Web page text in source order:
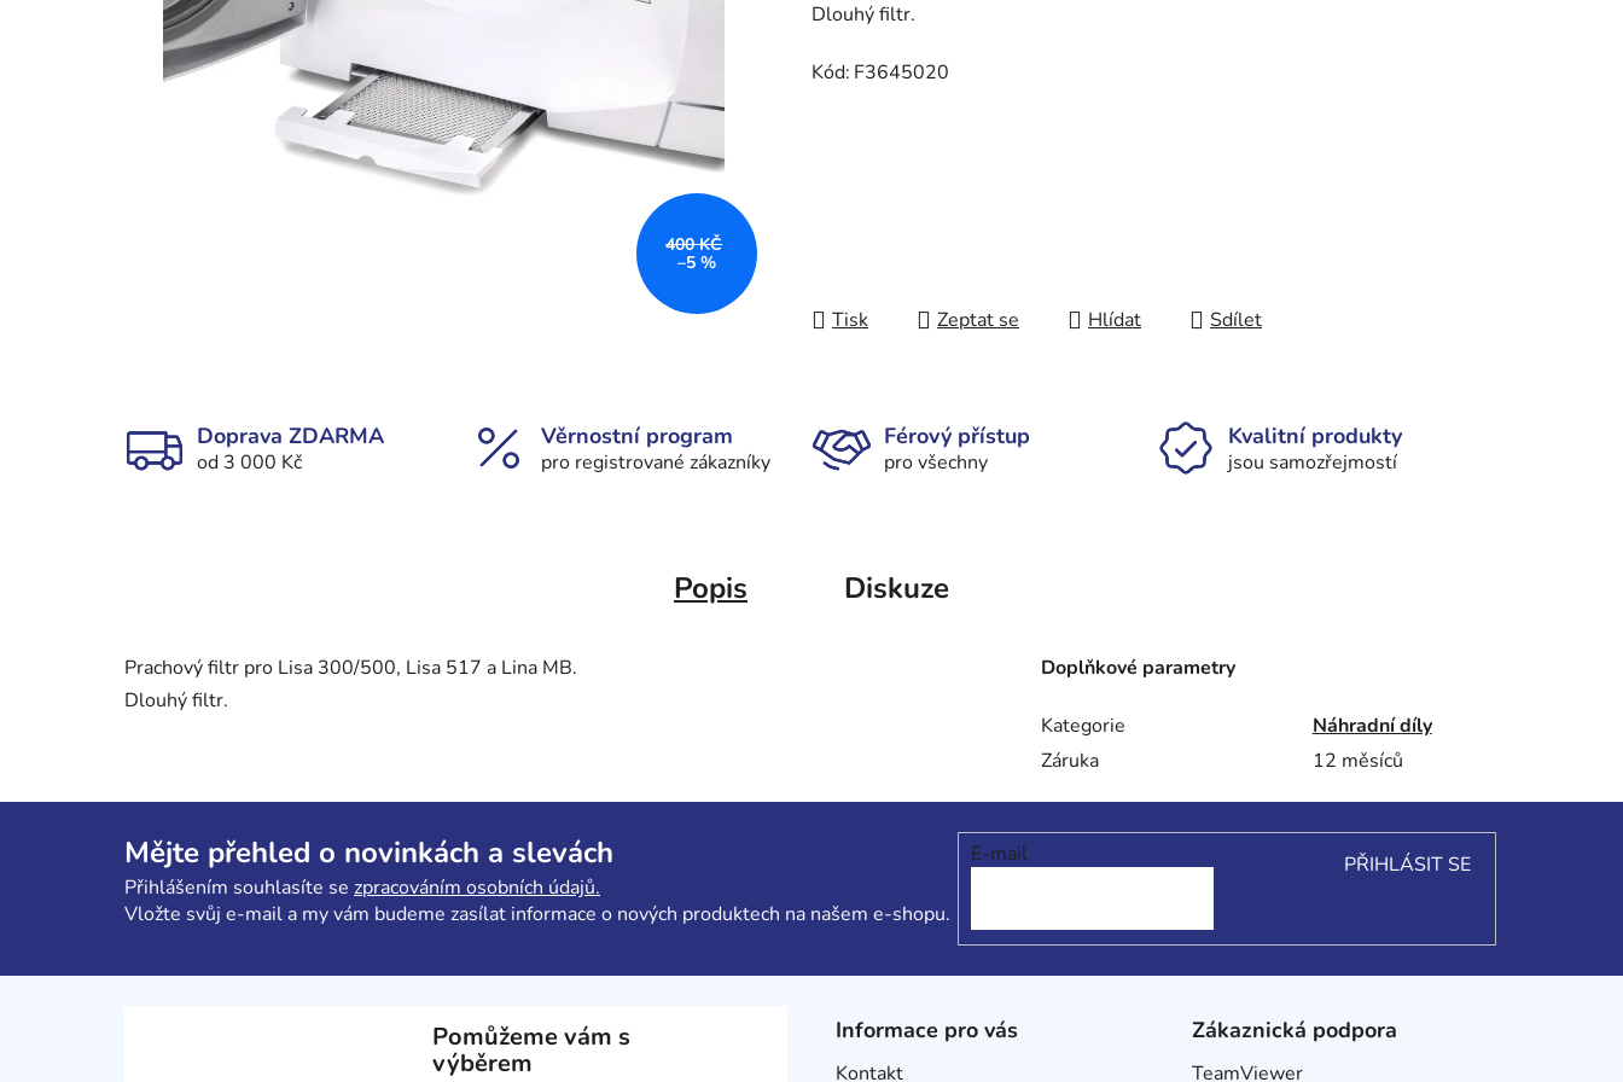
Dlouhý filtr.
Kód: F3645020
Tisk Zeptat se Hlídat Sdílet
400 KČ
–5 %
Doprava ZDARMA
od 3 000 Kč
Věrnostní program
pro registrované zákazníky
Férový přístup
pro všechny
Kvalitní produkty
jsou samozřejmostí
Popis Diskuze
Prachový filtr pro Lisa 300/500, Lisa 517 a Lina MB.
Dlouhý filtr.
Doplňkové parametry
Kategorie
Náhradní díly
Záruka
12 měsíců
í
Mějte přehled o novinkách a slevách
Přihlášením souhlasíte se zpracováním osobních údajů.
Vložte svůj e-mail a my vám budeme zasílat informace o nových produktech na našem e-shopu.
E-mail PŘIHLÁSIT SE
Pomůžeme vám s
výběrem
Informace pro vás
Kontakt
Zákaznická podpora
TeamViewer